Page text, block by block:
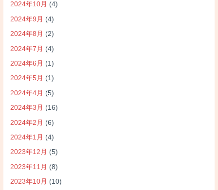
2024年10月 (4)
2024年9月 (4)
2024年8月 (2)
2024年7月 (4)
2024年6月 (1)
2024年5月 (1)
2024年4月 (5)
2024年3月 (16)
2024年2月 (6)
2024年1月 (4)
2023年12月 (5)
2023年11月 (8)
2023年10月 (10)